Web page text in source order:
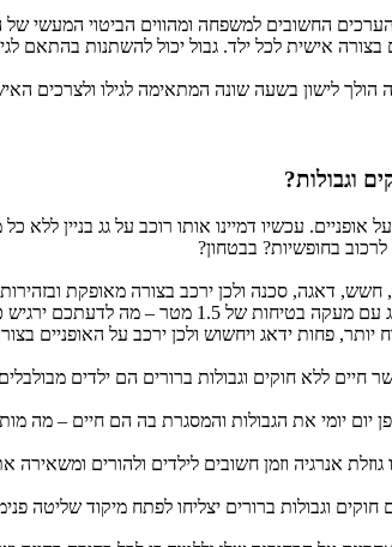
החשובים למשפחה ומהווים הביטוי המעשי של
בצורה אישית לכל ילד. גבול יכול להשתנות בהתאם
הולך לישון בשעה שונה המתאימה לגילו ולצרכים
וגבולות?
אופניים. עכשיו דמיינו אותו רוכב על גג בניין ללא
בחופשיות? בבטחון?
חשש, דאגה, סכנה ולכן ירכב בצורה מאופקת
ירגיש כעת? האם יוכל לרכוב בחופשיות, בבטחון?
יותר, פחות ידאג ויחשוש ולכן ירכב על האופניים
חיים ללא חוקים וגבולות ברורים הם ילדים
יום יומי את הגבולות והמסגרת בה הם חיים – מה
גוזלת אנרגיה וזמן חשובים לילדים ולהורים
חוקים וגבולות ברורים יצליחו לפתח מיקוד